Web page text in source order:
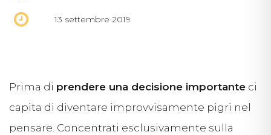
13 settembre 2019
Prima di prendere una decisione importante ci
capita di diventare improvvisamente pigri nel
pensare. Concentrati esclusivamente sulla